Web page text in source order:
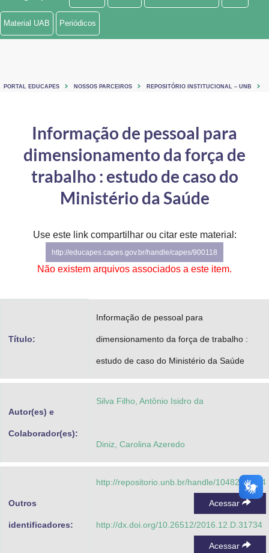
Ministério de Minas e Energia
Controladoria-Geral da União
Ministério da Mulher, da Família e dos Direitos Humanos
Gabinete de Segurança Institucional
Material UAB Periódicos
PORTAL EDUCAPES NOSSOS PARCEIROS REPOSITÓRIO INSTITUCIONAL – UNB
Informação de pessoal para
dimensionamento da força de
trabalho : estudo de caso do
Ministério da Saúde
Use este link compartilhar ou citar este material:
http://educapes.capes.gov.br/handle/capes/900118
Não existem arquivos associados a este item.
Título:
Informação de pessoal para
dimensionamento da força de trabalho :
estudo de caso do Ministério da Saúde
Autor(es) e
Colaborador(es):
Silva Filho, Antônio Isidro da
Diniz, Carolina Azeredo
Outros
identificadores:
http://repositorio.unb.br/handle/10482/31734
Acessar
http://dx.doi.org/10.26512/2016.12.D.31734
Acessar